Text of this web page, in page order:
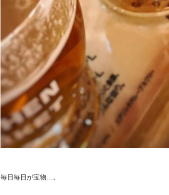
毎日毎日が宝物…。